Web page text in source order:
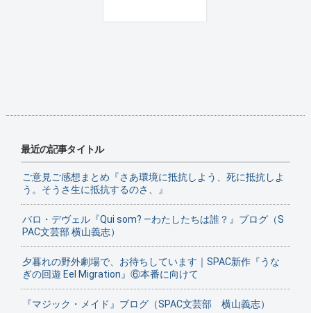
最近の記事タイトル
ご意見ご感想まとめ『さあ環境に抵抗しよう、死に抵抗しよ
う。そうさ生に抵抗するのさ、』
バロ・デヴェル『Qui som? ―わたしたちは誰？』ブログ（S
PAC文芸部 横山義志）
夕暮れの野外劇場で、お待ちしています｜SPAC新作『うな
ぎの回遊 Eel Migration』⑥本番に向けて
『マジック・メイド』ブログ（SPAC文芸部 横山義志）